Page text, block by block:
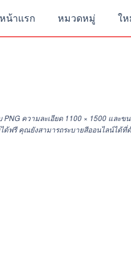
หน้าแรก หมวดหมู่ ใ
ความละเอียด 1100 × 1500 และข
รี คุณยังสามารถระบายสีออนไลน์ได้ที่